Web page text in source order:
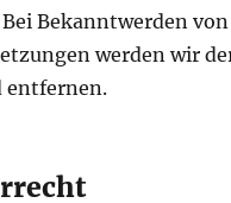
Bekanntwerden von
werden wir
entfernen.